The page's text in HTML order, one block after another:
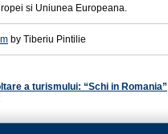
si Uniunea Europeana.
by Tiberiu Pintilie
a turismului: “Schi in Romania”